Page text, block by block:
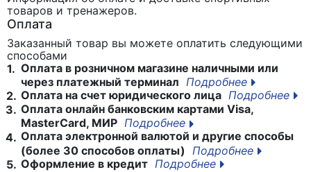
товаров и тренажеров.
Оплата
Заказанный товар вы можете оплатить следующими
способами
1. Оплата в розничном магазине наличными или
через платежный терминал Подробнее
2. Оплата на счет юридического лица Подробнее
3. Оплата онлайн банковским картами Visa,
MasterCard, МИР Подробнее
4. Оплата электронной валютой и другие способы
(более 30 способов оплаты)
Подробнее
5. Оформление в кредит Подробнее